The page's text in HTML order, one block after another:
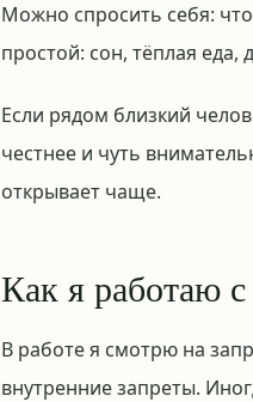
Можно спросить себя:
простой: сон, тёплая
Если рядом близкий
честнее и чуть
открывает чаще.
Как я работаю
В работе я смотрю на
внутренние запреты.